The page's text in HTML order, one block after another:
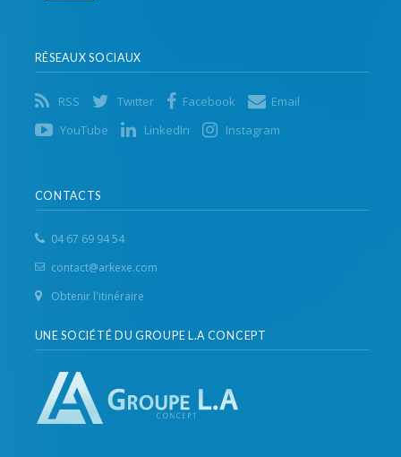
RÉSEAUX SOCIAUX
RSS Twitter Facebook
Email
YouTube
LinkedIn Instagram
CONTACTS
04 67 69 94 54
contact@arkexe.com
Obtenir l'itinéraire
UNE SOCIÉTÉ DU GROUPE L.A CONCEPT